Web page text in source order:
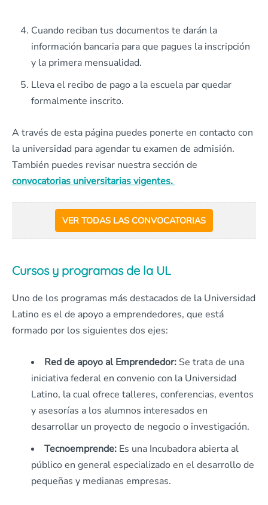
Cuando reciban tus documentos te darán la
información bancaria para que pagues la inscripción
y la primera mensualidad.
Lleva el recibo de pago a la escuela par quedar
formalmente inscrito.
A través de esta página puedes ponerte en contacto con
la universidad para agendar tu examen de admisión.
También puedes revisar nuestra sección de
convocatorias universitarias vigentes.
VER TODAS LAS CONVOCATORIAS
Cursos y programas de la UL
Uno de los programas más destacados de la Universidad
Latino es el de apoyo a emprendedores, que está
formado por los siguientes dos ejes:
Red de apoyo al Emprendedor: Se trata de una
iniciativa federal en convenio con la Universidad
Latino, la cual ofrece talleres, conferencias, eventos
y asesorías a los alumnos interesados en
desarrollar un proyecto de negocio o investigación.
Tecnoemprende: Es una Incubadora abierta al
público en general especializado en el desarrollo de
pequeñas y medianas empresas.